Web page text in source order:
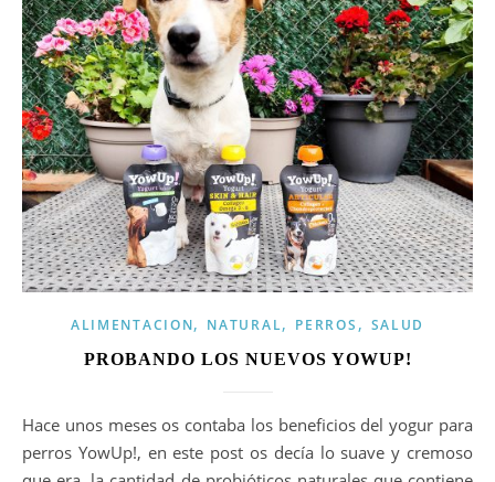
ALIMENTACION, NATURAL, PERROS , SALUD
PROBANDO LOS NUEVOS YOWUP!
Hace unos meses os contaba los beneficios del yogur para
perros YowUp!, en este post os decía lo suave y cremoso